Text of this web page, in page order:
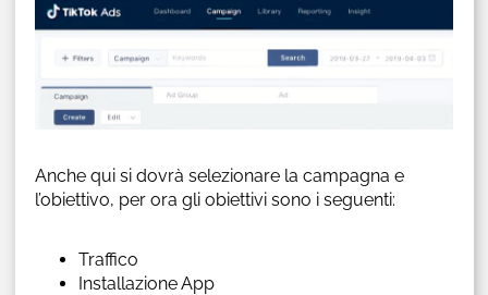
Anche qui si dovrà selezionare la campagna e
l’obiettivo, per ora gli obiettivi sono i seguenti:
Traffico
Installazione App